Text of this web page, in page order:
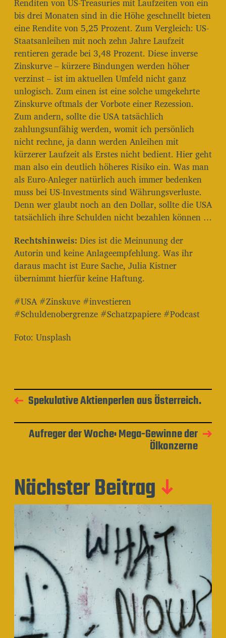
bis drei Monaten sind in die Höhe geschnellt bieten
eine Rendite von 5,25 Prozent. Zum Vergleich: US-
Staatsanleihen mit noch zehn Jahre Laufzeit
rentieren gerade bei 3,48 Prozent. Diese inverse
Zinskurve – kürzere Bindungen werden höher
verzinst – ist im aktuellen Umfeld nicht ganz
unlogisch. Zum einen ist eine solche umgekehrte
Zinskurve oftmals der Vorbote einer Rezession.
Zum andern, sollte die USA tatsächlich
zahlungsunfähig werden, womit ich persönlich
nicht rechne, ja dann werden Anleihen mit
kürzerer Laufzeit als Erstes nicht bedient. Hier geht
man also ein deutlich höheres Risiko ein. Was man
als Euro-Anleger natürlich auch immer bedenken
muss bei US-Investments sind Währungsverluste.
Denn wer glaubt noch an den Dollar, sollte die USA
tatsächlich ihre Schulden nicht bezahlen können …
Rechtshinweis: Dies ist die Meinunung der
Autorin und keine Anlageempfehlung. Was ihr
daraus macht ist Eure Sache, Julia Kistner
übernimmt hierfür keine Haftung.
#USA #Zinskuve #investieren
#Schuldenobergrenze #Schatzpapiere #Podcast
Foto: Unsplash
Spekulative Aktienperlen aus Österreich.
Aufreger der Woche: Mega-Gewinne der
Ölkonzerne
Nächster Beitrag